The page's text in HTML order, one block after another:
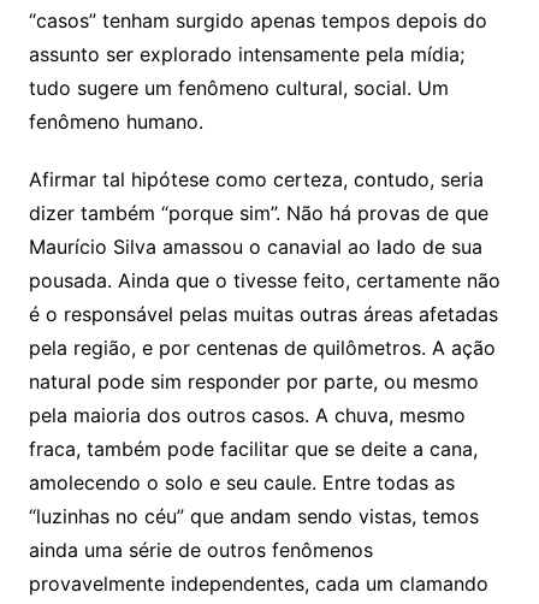
“casos” tenham surgido apenas tempos depois do
assunto ser explorado intensamente pela mídia;
tudo sugere um fenômeno cultural, social. Um
fenômeno humano.
Afirmar tal hipótese como certeza, contudo, seria
dizer também “porque sim”. Não há provas de que
Maurício Silva amassou o canavial ao lado de sua
pousada. Ainda que o tivesse feito, certamente não
é o responsável pelas muitas outras áreas afetadas
pela região, e por centenas de quilômetros. A ação
natural pode sim responder por parte, ou mesmo
pela maioria dos outros casos. A chuva, mesmo
fraca, também pode facilitar que se deite a cana,
amolecendo o solo e seu caule. Entre todas as
“luzinhas no céu” que andam sendo vistas, temos
ainda uma série de outros fenômenos
provavelmente independentes, cada um clamando